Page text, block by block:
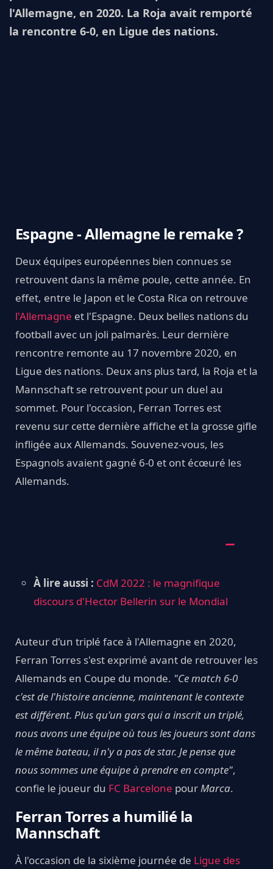
l'Allemagne, en 2020. La Roja avait remporté
la rencontre 6-0, en Ligue des nations.
Espagne - Allemagne le remake ?
Deux équipes européennes bien connues se
retrouvent dans la même poule, cette année. En
effet, entre le Japon et le Costa Rica on retrouve
l'Allemagne et l'Espagne. Deux belles nations du
football avec un joli palmarès. Leur dernière
rencontre remonte au 17 novembre 2020, en
Ligue des nations. Deux ans plus tard, la Roja et la
Mannschaft se retrouvent pour un duel au
sommet. Pour l'occasion, Ferran Torres est
revenu sur cette dernière affiche et la grosse gifle
infligée aux Allemands. Souvenez-vous, les
Espagnols avaient gagné 6-0 et ont écœuré les
Allemands.
À lire aussi : CdM 2022 : le magnifique
discours d'Hector Bellerin sur le Mondial
Auteur d'un triplé face à l'Allemagne en 2020,
Ferran Torres s'est exprimé avant de retrouver les
Allemands en Coupe du monde. "Ce match 6-0
c'est de l'histoire ancienne, maintenant le contexte
est différent. Plus qu'un gars qui a inscrit un triplé,
nous avons une équipe où tous les joueurs sont dans
le même bateau, il n'y a pas de star. Je pense que
nous sommes une équipe à prendre en compte",
confie le joueur du FC Barcelone pourMarca.
Ferran Torres a humilié la
Mannschaft
À l'occasion de la sixième journée de Ligue des